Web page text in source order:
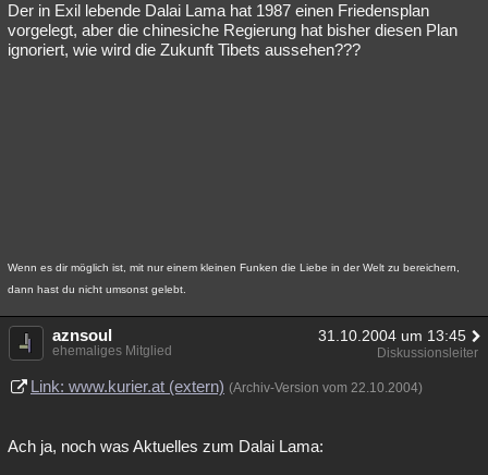
Der in Exil lebende Dalai Lama hat 1987 einen Friedensplan
vorgelegt, aber die chinesiche Regierung hat bisher diesen Plan
ignoriert, wie wird die Zukunft Tibets aussehen???
Wenn es dir möglich ist, mit nur einem kleinen Funken die Liebe in der Welt zu bereichern,
dann hast du nicht umsonst gelebt.
aznsoul 31.10.2004 um 13:45
ehemaliges Mitglied Diskussionsleiter
Link: www.kurier.at (extern) (Archiv-Version vom 22.10.2004)
Ach ja, noch was Aktuelles zum Dalai Lama: